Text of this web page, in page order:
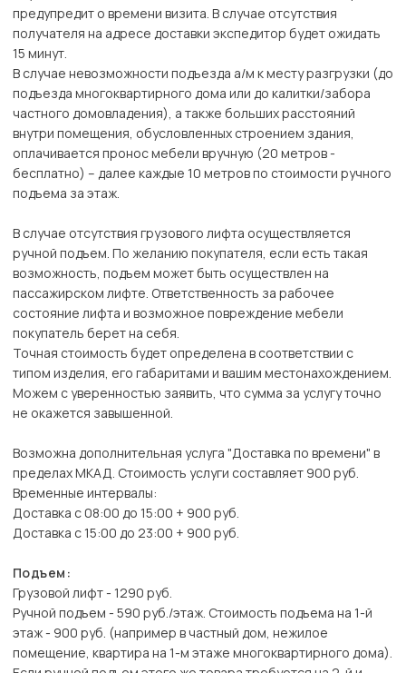
предупредит о времени визита. В случае отсутствия
получателя на адресе доставки экспедитор будет ожидать
15 минут.
В случае невозможности подъезда а/м к месту разгрузки (до
подъезда многоквартирного дома или до калитки/забора
частного домовладения), а также больших расстояний
внутри помещения, обусловленных строением здания,
оплачивается пронос мебели вручную (20 метров -
бесплатно) – далее каждые 10 метров по стоимости ручного
подъема за этаж.
В случае отсутствия грузового лифта осуществляется
ручной подъем. По желанию покупателя, если есть такая
возможность, подъем может быть осуществлен на
пассажирском лифте. Ответственность за рабочее
состояние лифта и возможное повреждение мебели
покупатель берет на себя.
Точная стоимость будет определена в соответствии с
типом изделия, его габаритами и вашим местонахождением.
Можем с уверенностью заявить, что сумма за услугу точно
не окажется завышенной.
Возможна дополнительная услуга "Доставка по времени" в
пределах МКАД. Стоимость услуги составляет 900 руб.
Временные интервалы:
Доставка с 08:00 до 15:00 + 900 руб.
Доставка с 15:00 до 23:00 + 900 руб.
Подъем:
Грузовой лифт - 1290 руб.
Ручной подъем - 590 руб./этаж. Стоимость подъема на 1-й
этаж - 900 руб. (например в частный дом, нежилое
помещение, квартира на 1-м этаже многоквартирного дома).